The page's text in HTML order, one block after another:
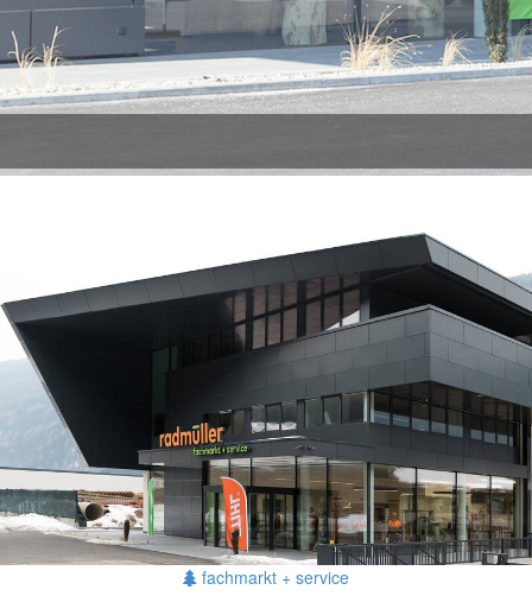
fachmarkt + service